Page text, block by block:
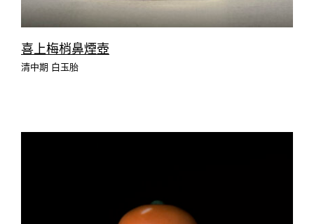
喜上梅梢鼻煙壺
清中期 白玉胎